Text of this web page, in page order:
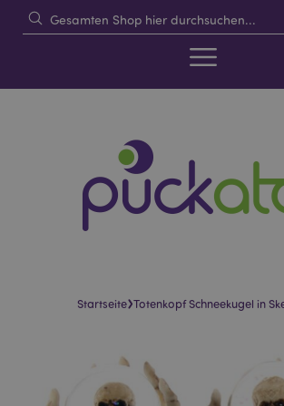
Startseite›Totenkopf Schneekugel in
beginning